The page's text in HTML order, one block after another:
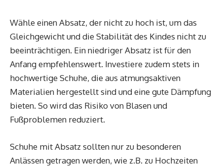
Wähle einen Absatz, der nicht zu hoch ist, um das
Gleichgewicht und die Stabilität des Kindes nicht zu
beeinträchtigen. Ein niedriger Absatz ist für den
Anfang empfehlenswert. Investiere zudem stets in
hochwertige Schuhe, die aus atmungsaktiven
Materialien hergestellt sind und eine gute Dämpfung
bieten. So wird das Risiko von Blasen und
Fußproblemen reduziert.
Schuhe mit Absatz sollten nur zu besonderen
Anlässen getragen werden, wie z.B. zu Hochzeiten